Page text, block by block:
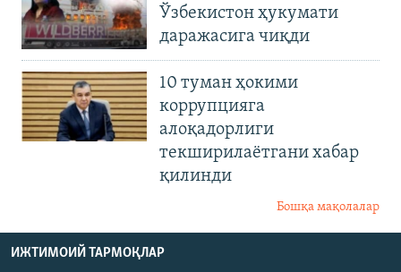
Ўзбекистон ҳукумати
даражасига чиқди
10 туман ҳокими
коррупцияга
алоқадорлиги
текширилаётгани хабар
қилинди
Бошқа мақолалар
ИЖТИМОИЙ ТАРМОҚЛАР